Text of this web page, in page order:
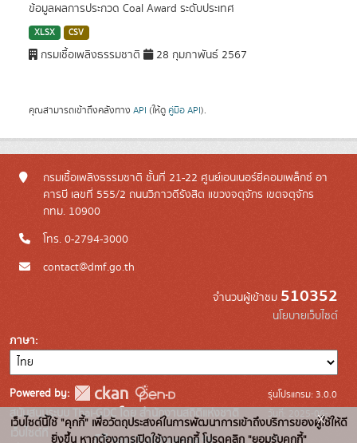
ข้อมูลผลการประกวด Coal Award ระดับประเทศ
XLSX CSV
กรมเชื้อเพลิงธรรมชาติ 28 กุมภาพันธ์ 2567
คุณสามารถเข้าถึงคลังทาง API (ให้ดู คู่มือ API).
กรมเชื้อเพลิงธรรมชาติ ชั้นที่ 21-22 ศูนย์เอนเนอร์ยี่คอมเพล็กซ์ อา
คารบี เลขที่ 555/2 ถนนวิภาวดีรังสิต แขวงจตุจักร เขตจตุจักร
กทม. 10900
โทร. 0-2794-3000
contact@dmf.go.th
จำนวนผู้เข้าชม 510352
นโยบายเว็บไซต์
ภาษา
Powered by:
สนับสนุนระบบ Thai-GDC โดย สำนักงานสถิติแห่งชาติ
รุ่นโปรแกรม: 3.0.0
วันที่: 2025-06-
10
เว็บไซต์นี้ใช้ "คุกกี้" เพื่อวัตถุประสงค์ในการพัฒนาการเข้าถึงบริการของผู้ใช้ให้ดี
ยิ่งขึ้น หากต้องการเปิดใช้งานคุกกี้ โปรดคลิก "ยอมรับคุกกี้"
x